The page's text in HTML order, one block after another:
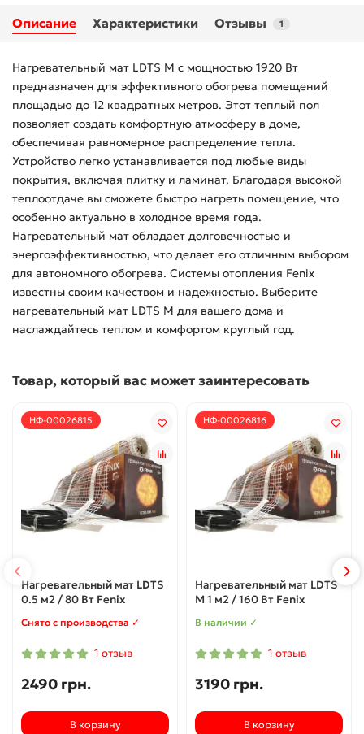
Описание Характеристики Отзывы 1
Нагревательный мат LDTS M с мощностью 1920 Вт
предназначен для эффективного обогрева помещений
площадью до 12 квадратных метров. Этот теплый пол
позволяет создать комфортную атмосферу в доме,
обеспечивая равномерное распределение тепла.
Устройство легко устанавливается под любые виды
покрытия, включая плитку и ламинат. Благодаря высокой
теплоотдаче вы сможете быстро нагреть помещение, что
особенно актуально в холодное время года.
Нагревательный мат обладает долговечностью и
энергоэффективностью, что делает его отличным выбором
для автономного обогрева. Системы отопления Fenix
известны своим качеством и надежностью. Выберите
нагревательный мат LDTS M для вашего дома и
наслаждайтесь теплом и комфортом круглый год.
Товар, который вас может заинтересовать
НФ-00026815
Нагревательный мат LDTS
0.5 м2 / 80 Вт Fenix
Снято с производства ✓
1 отзыв
2490 грн.
В корзину
НФ-00026816
Нагревательный мат LDTS
M 1 м2 / 160 Вт Fenix
В наличии ✓
1 отзыв
3190 грн.
В корзину